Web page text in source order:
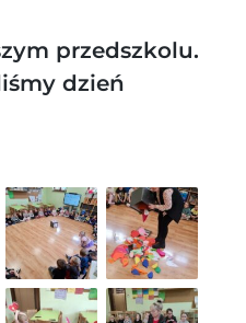
przedszkolu.
dzień